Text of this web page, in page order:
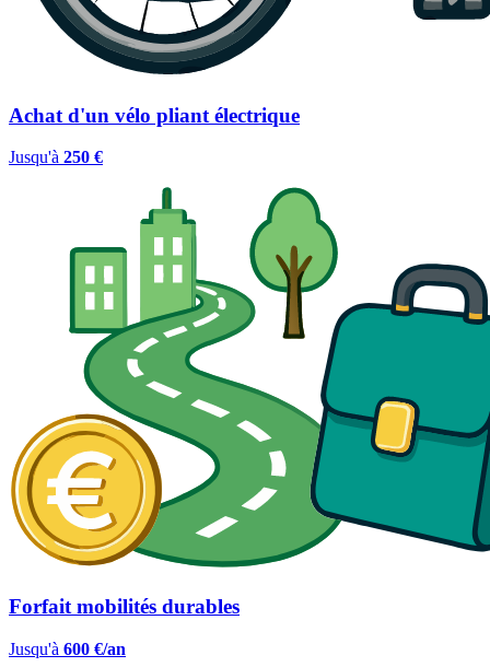
Achat d'un vélo pliant électrique
Jusqu'à 250 €
Forfait mobilités durables
Jusqu'à 600 €/an